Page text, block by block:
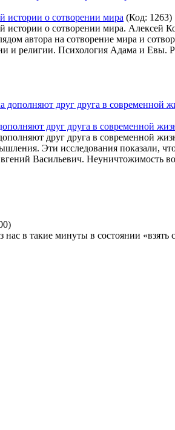
истории о сотворении мира (Код: 1263)
о сотворении мира. Алексей
автора на сотворение мира и
и религии. Психология Адама и
друг друга в современной
друг друга в современной
Эти исследования показали,
Васильевич. Неуничтожимость
)
нас в такие минуты в состоянии